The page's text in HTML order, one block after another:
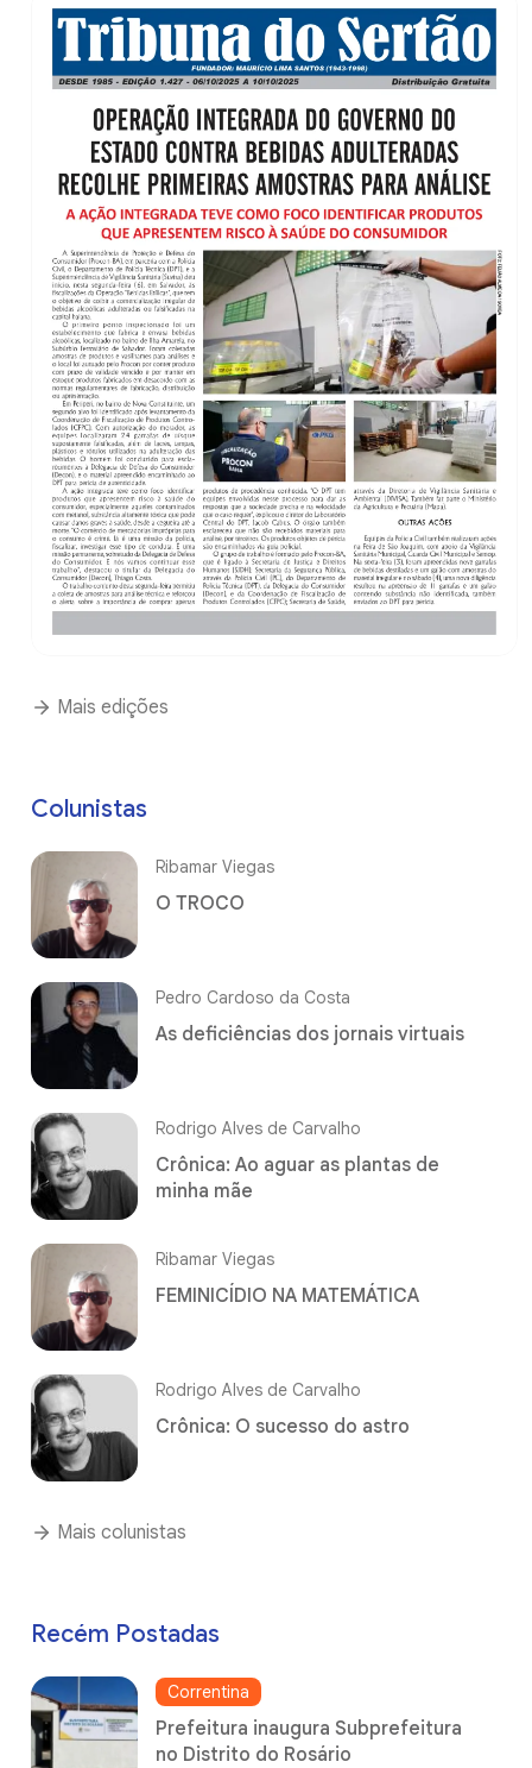
Mais edições
Colunistas
Ribamar Viegas
O TROCO
Pedro Cardoso da Costa
As deficiências dos jornais virtuais
Rodrigo Alves de Carvalho
Crônica: Ao aguar as plantas de
minha mãe
Ribamar Viegas
FEMINICÍDIO NA MATEMÁTICA
Rodrigo Alves de Carvalho
Crônica: O sucesso do astro
Mais colunistas
Recém Postadas
Correntina
Prefeitura inaugura Subprefeitura
no Distrito do Rosário